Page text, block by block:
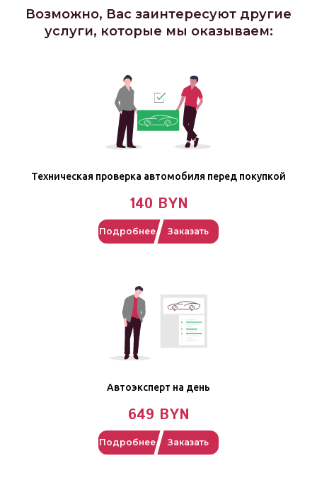
Возможно, Вас заинтересуют другие
услуги, которые мы оказываем:
Техническая проверка автомобиля перед покупкой
140 BYN
Подробнее Заказать
Автоэксперт на день
649 BYN
Подробнее Заказать